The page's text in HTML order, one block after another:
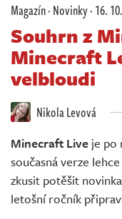
Redakce
Živě
Magazín·Novinky·16.
Souhrn z
Minecraft
velbloudi
Nikola Levová
Minecraft Live je po
současná verze
zkusit potěšit
letošní ročník